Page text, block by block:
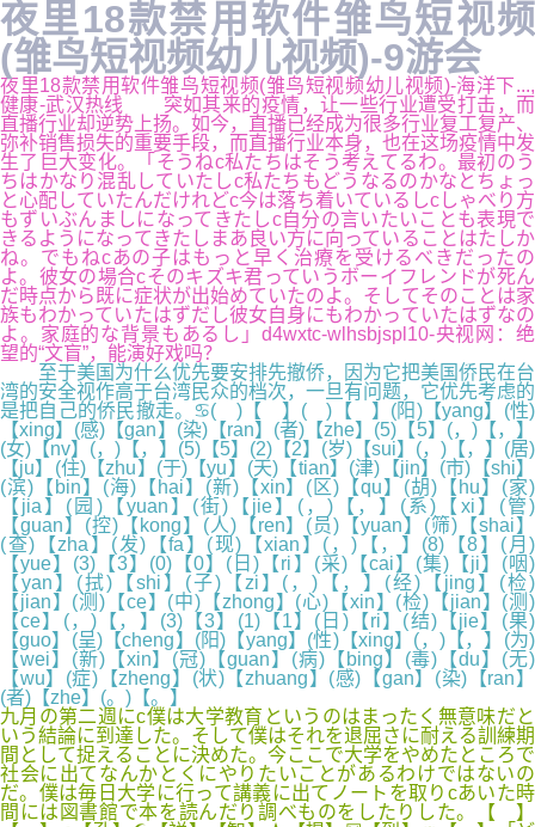
夜里18款禁用软件雏鸟短视频
(雏鸟短视频幼儿视频)-9游会
夜里18款禁用软件雏鸟短视频(雏鸟短视频幼儿视频)-海洋下...,
健康-武汉热线 突如其来的疫情，让一些行业遭受打击，而
直播行业却逆势上扬。如今，直播已经成为很多行业复工复产、
弥补销售损失的重要手段，而直播行业本身，也在这场疫情中发
生了巨大变化。「そうねc私たちはそう考えてるわ。最初のう
ちはかなり混乱していたしc私たちもどうなるのかなとちょっ
と心配していたんだけれどc今は落ち着いているしcしゃべり方
もずいぶんましになってきたしc自分の言いたいことも表現で
きるようになってきたしまあ良い方に向っていることはたしか
ね。でもねcあの子はもっと早く治療を受けるべきだったの
よ。彼女の場合cそのキズキ君っていうボーイフレンドが死ん
だ時点から既に症状が出始めていたのよ。そしてそのことは家
族もわかっていたはずだし彼女自身にもわかっていたはずなの
よ。家庭的な背景もあるし」d4wxtc-wlhsbjspl10-央视网：绝
望的“文盲”，能演好戏吗？
至于美国为什么优先要安排先撤侨，因为它把美国侨民在台
湾的安全视作高于台湾民众的档次，一旦有问题，它优先考虑的
是把自己的侨民撤走。♋( )【 】( )【 】(阳)【yang】(性)
【xing】(感)【gan】(染)【ran】(者)【zhe】(5)【5】(，)【，】
(女)【nv】(，)【，】(5)【5】(2)【2】(岁)【sui】(，)【，】(居)
【ju】(住)【zhu】(于)【yu】(天)【tian】(津)【jin】(市)【shi】
(滨)【bin】(海)【hai】(新)【xin】(区)【qu】(胡)【hu】(家)
【jia】(园)【yuan】(街)【jie】(，)【，】(系)【xi】(管)
【guan】(控)【kong】(人)【ren】(员)【yuan】(筛)【shai】
(查)【zha】(发)【fa】(现)【xian】(，)【，】(8)【8】(月)
【yue】(3)【3】(0)【0】(日)【ri】(采)【cai】(集)【ji】(咽)
【yan】(拭)【shi】(子)【zi】(，)【，】(经)【jing】(检)
【jian】(测)【ce】(中)【zhong】(心)【xin】(检)【jian】(测)
【ce】(，)【，】(3)【3】(1)【1】(日)【ri】(结)【jie】(果)
【guo】(呈)【cheng】(阳)【yang】(性)【xing】(，)【，】(为)
【wei】(新)【xin】(冠)【guan】(病)【bing】(毒)【du】(无)
【wu】(症)【zheng】(状)【zhuang】(感)【gan】(染)【ran】
(者)【zhe】(。)【。】
九月の第二週にc僕は大学教育というのはまったく無意味だと
いう結論に到達した。そして僕はそれを退屈さに耐える訓練期
間として捉えることに決めた。今ここで大学をやめたところで
社会に出てなんかとくにやりたいことがあるわけではないの
だ。僕は毎日大学に行って講義に出てノートを取りcあいた時
間には図書館で本を読んだり調べものをしたりした。【 】